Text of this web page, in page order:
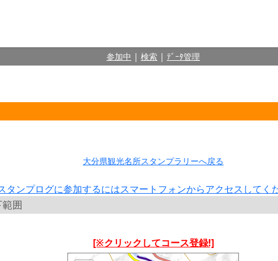
参加中 | 検索 | ﾃﾞｰﾀ管理
大分県観光名所スタンプラリーへ戻る
タンプログに参加するにはスマートフォンからアクセスしてくだ
囲
[※クリックしてコース登録!]